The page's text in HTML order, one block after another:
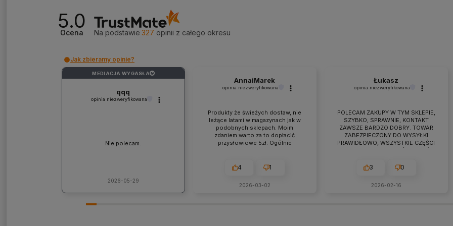
5.0
Ocena Na podstawie 327 opinii z całego okresu
Jak zbieramy opinie?
MEDIACJA WYGASŁA ?
qqq
opinia niezweryfikowana
Nie polecam.
2026-05-29
AnnaiMarek
opinia niezweryfikowana
Produkty że świeżych dostaw, nie
leżące latami w magazynach jak w
podobnych sklepach. Moim
zdaniem warto za to dopłacić
przysłowiowe 5zł. Ogólnie
jakieś problemy zawsze można
liczyć na szybką pomoc czy
Polecam z czystym sumieniem!
4 1
2026-03-02
Łukasz
opinia niezweryfikowana
POLECAM ZAKUPY W TYM SKLEPIE,
SZYBKO, SPRAWNIE, KONTAKT
ZAWSZE BARDZO DOBRY. TOWAR
ZABEZPIECZONY DO WYSYŁKI
PRAWIDŁOWO, WSZYSTKIE CZĘŚCI
BYŁY W ZESTAWIE. jEŻELI KTOŚ
WARTO TUTAJ
3 0
2026-02-16